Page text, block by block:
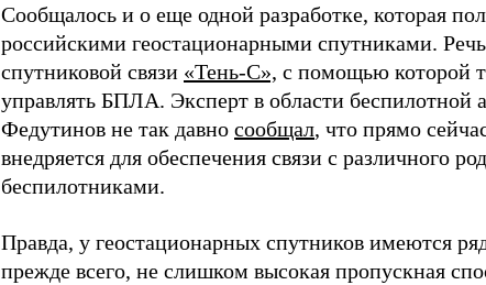
Сообщалось и о еще одной разработке, которая
российскими геостационарными спутниками.
спутниковой связи «Тень-С», с помощью которой
управлять БПЛА. Эксперт в области беспилотной
Федутинов не так давно сообщал, что прямо
внедряется для обеспечения связи с различного
беспилотниками.
Правда, у геостационарных спутников имеются
прежде всего, не слишком высокая пропускная